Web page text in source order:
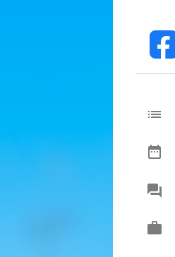
fb
list
date_range
chat
work